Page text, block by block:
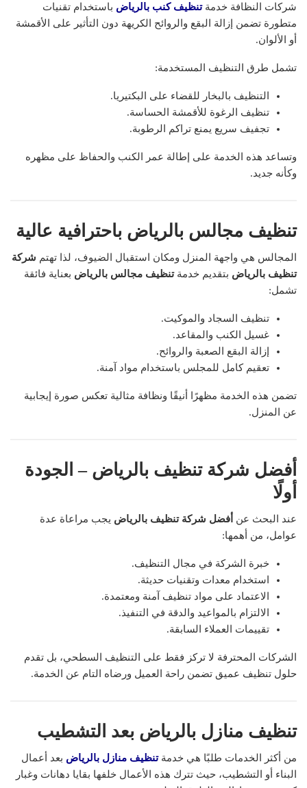
شركات النظافة خدمةتنظيف كنب بالرياض باستخدام تقنيات
متطورة تضمن إزالة البقع والروائح الكريهة دون التأثير على الأقمشة
أو الألوان.
تشمل طرق التنظيف المستخدمة:
التنظيف بالبخار للقضاء على البكتيريا.
تنظيف الرغوة للأقمشة الحساسة.
تجفيف سريع يمنع تراكم الرطوبة.
وتساعد هذه الخدمة على إطالة عمر الكنب والحفاظ على مظهره
وكأنه جديد.
تنظيف مجالس بالرياض باحترافية عالية
المجالس هي واجهة المنزل ومكان استقبال الضيوف، لذا تهتم شركة
تنظيف بالرياض بتقديم خدمةتنظيف مجالس بالرياض بعناية فائقة
تشمل:
تنظيف السجاد والموكيت.
غسيل الكنب والمقاعد.
إزالة البقع الصعبة والروائح.
تعقيم كامل للمجلس باستخدام مواد آمنة.
تضمن هذه الخدمة مظهرًا أنيقًا ونظافة مثالية تعكس صورة إيجابية
عن المنزل.
أفضل شركة تنظيف بالرياض – الجودة
أولًا
عند البحث عن أفضل شركة تنظيف بالرياض يجب مراعاة عدة
عوامل، من أهمها:
خبرة الشركة في مجال التنظيف.
استخدام معدات وتقنيات حديثة.
الاعتماد على مواد تنظيف آمنة ومعتمدة.
الالتزام بالمواعيد والدقة في التنفيذ.
تقييمات العملاء السابقة.
الشركات المحترفة لا تركز فقط على التنظيف السطحي، بل تقدم
حلول تنظيف عميق تضمن راحة العميل ورضاه التام عن الخدمة.
تنظيف منازل بالرياض بعد التشطيب
من أكثر الخدمات طلبًا هي خدمةتنظيف منازل بالرياض بعد أعمال
البناء أو التشطيب، حيث تترك هذه الأعمال خلفها بقايا دهانات وغبار